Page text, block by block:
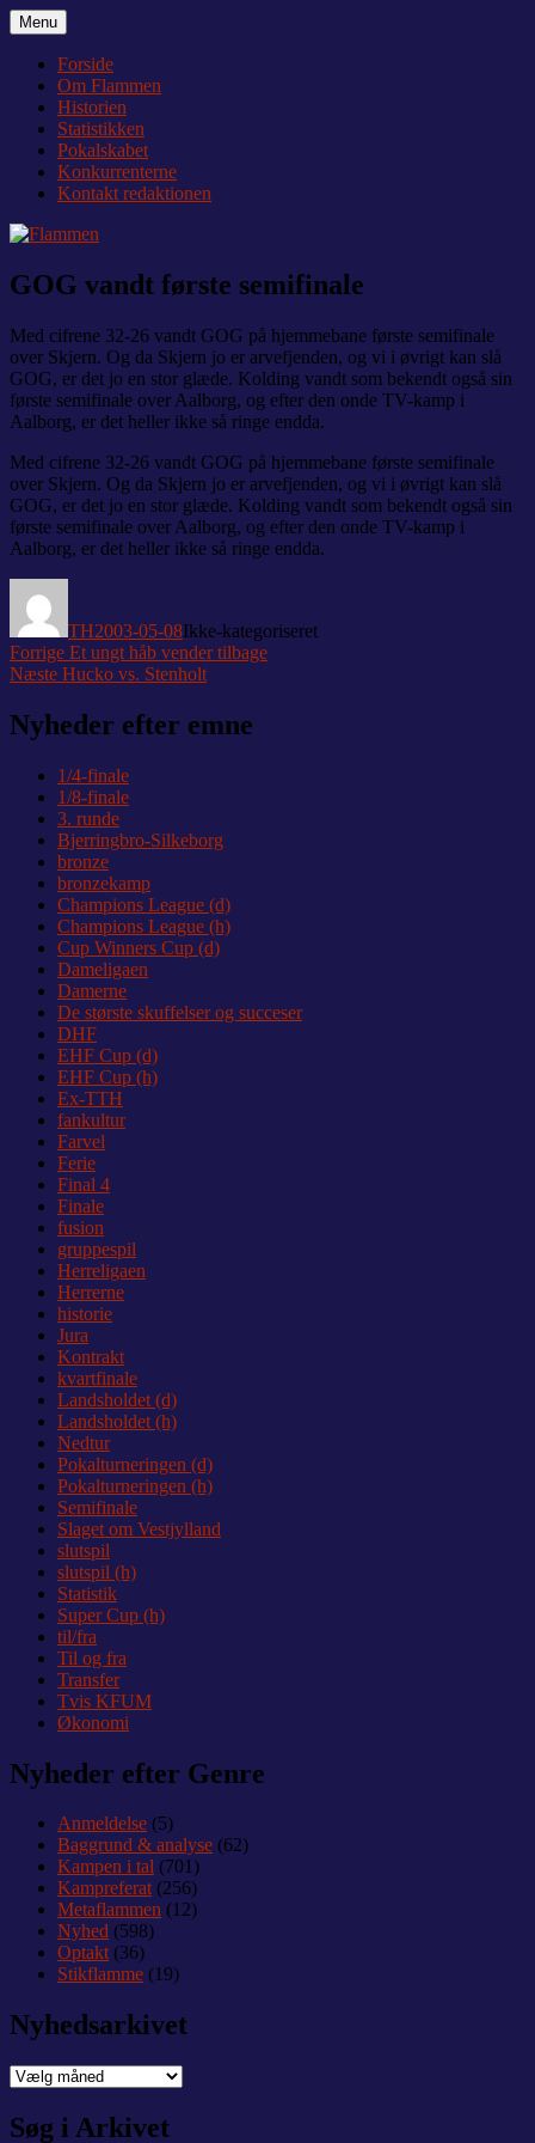
Videre
til
indhold
Flammen
Nyheder og debat om Team Tvis Holstebro
Menu
Forside
Om Flammen
Historien
Statistikken
Pokalskabet
Konkurrenterne
Kontakt redaktionen
GOG vandt første semifinale
Med cifrene 32-26 vandt GOG på hjemmebane første semifinale
over Skjern. Og da Skjern jo er arvefjenden, og vi i øvrigt kan slå
GOG, er det jo en stor glæde. Kolding vandt som bekendt også sin
første semifinale over Aalborg, og efter den onde TV-kamp i
Aalborg, er det heller ikke så ringe endda.
Med cifrene 32-26 vandt GOG på hjemmebane første semifinale
over Skjern. Og da Skjern jo er arvefjenden, og vi i øvrigt kan slå
GOG, er det jo en stor glæde. Kolding vandt som bekendt også sin
første semifinale over Aalborg, og efter den onde TV-kamp i
Aalborg, er det heller ikke så ringe endda.
TH2003-05-08Ikke-kategoriseret
Indlægsnavigation
Forrige Forrige
indlæg:
Et ungt håb vender tilbage
Næste Næste
Hucko vs. Stenholt
Nyheder efter emne
1/4-finale
1/8-finale
3. runde
Bjerringbro-Silkeborg
bronze
bronzekamp
Champions League (d)
Champions League (h)
Cup Winners Cup (d)
Dameligaen
Damerne
De største skuffelser og succeser
DHF
EHF Cup (d)
EHF Cup (h)
Ex-TTH
fankultur
Farvel
Ferie
Final 4
Finale
fusion
gruppespil
Herreligaen
Herrerne
historie
Jura
Kontrakt
kvartfinale
Landsholdet (d)
Landsholdet (h)
Nedtur
Pokalturneringen (d)
Pokalturneringen (h)
Semifinale
Slaget om Vestjylland
slutspil
slutspil (h)
Statistik
Super Cup (h)
til/fra
Til og fra
Transfer
Tvis KFUM
Økonomi
Nyheder efter Genre
Anmeldelse (5)
Baggrund & analyse (62)
Kampen i tal (701)
Kampreferat(256)
Metaflammen (12)
Nyhed (598)
Optakt(36)
Stikflamme (19)
Nyhedsarkivet
Nyhedsarkivet
Søg i Arkivet